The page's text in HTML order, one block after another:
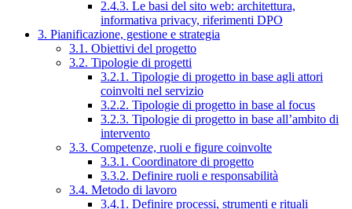
2.4.3. Le basi del sito web: architettura,
informativa privacy, riferimenti DPO
3. Pianificazione, gestione e strategia
3.1. Obiettivi del progetto
3.2. Tipologie di progetti
3.2.1. Tipologie di progetto in base agli attori
coinvolti nel servizio
3.2.2. Tipologie di progetto in base al focus
3.2.3. Tipologie di progetto in base all’ambito di
intervento
3.3. Competenze, ruoli e figure coinvolte
3.3.1. Coordinatore di progetto
3.3.2. Definire ruoli e responsabilità
3.4. Metodo di lavoro
3.4.1. Definire processi, strumenti e rituali